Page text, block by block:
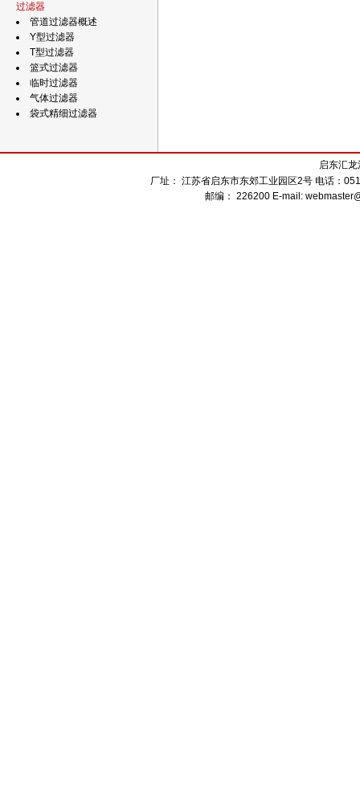
过滤器
管道过滤器概述
Y型过滤器
T型过滤器
篮式过滤器
临时过滤器
气体过滤器
袋式精细过滤器
启东汇
厂址： 江苏省启东市东郊工业园区2号 电话：
邮编： 226200 E-mail: